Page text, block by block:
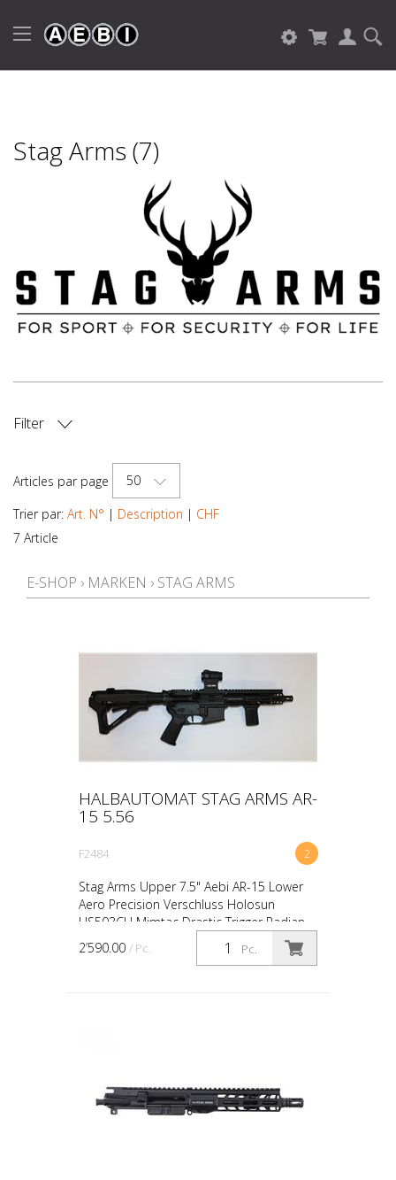
Stag Arms (7)
Filter
Articles par page
50
Trier par: Art. N° | Description | CHF
7 Article
E-SHOP › MARKEN › STAG ARMS
HALBAUTOMAT STAG ARMS AR-
15 5.56
2
F2484
Stag Arms Upper 7.5" Aebi AR-15 Lower
Aero Precision Verschluss Holosun
HS503CU Mimtac Drastic Trigger Radian
Raptor Durchladehebel BCM Gunfighter
Grip Magpul Moe Grip Ma...
Pc.
2’590.00 / Pc.